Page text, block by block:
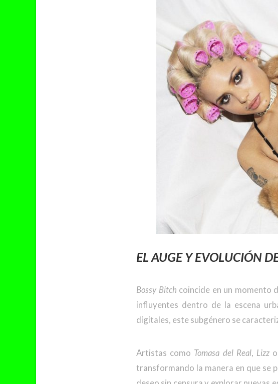
EL AUGE Y EVOLUCIÓN
Bossy Bitch coincide en un momento
influyentes dentro de la escena
digitales, estesubgénero se
Artistas como Tomasa del Real, Lizz
transformando la manera en que se